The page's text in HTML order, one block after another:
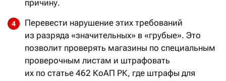
причину.
Перевести нарушение этих требований
из разряда «значительных» в «грубые». Это
позволит проверять магазины по специальным
проверочным листам и штрафовать
их по статье 462 КоАП РК, где штрафы для